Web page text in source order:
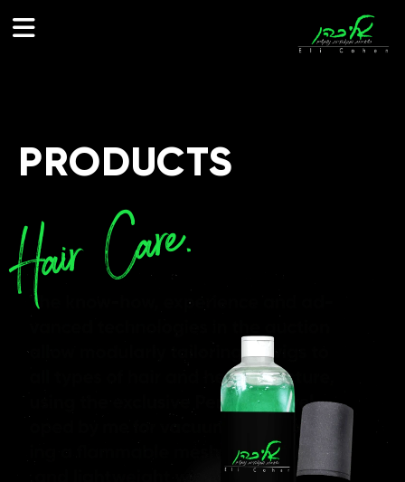
לתוכן
PRODUCTS
Hair Care.